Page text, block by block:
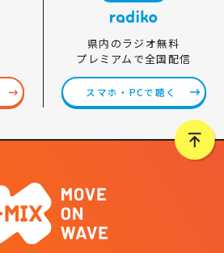
県内のラジオ無料
プレミアムで全国配信
スマホ・PCで聴く